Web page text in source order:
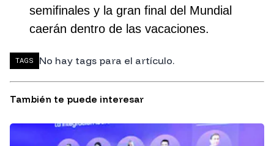
semifinales y la gran final del Mundial
caerán dentro de las vacaciones.
TAGS No hay tags para el artículo.
También te puede interesar